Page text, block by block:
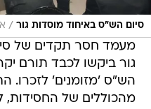
סיום הש"ס באיחוד מוסדות גור /
מעמד חסר תקדים של
גור ביקשו לכבד תורם
הש"ס 'מזומנים' לזכרו.
מהכוללים של החסידות,